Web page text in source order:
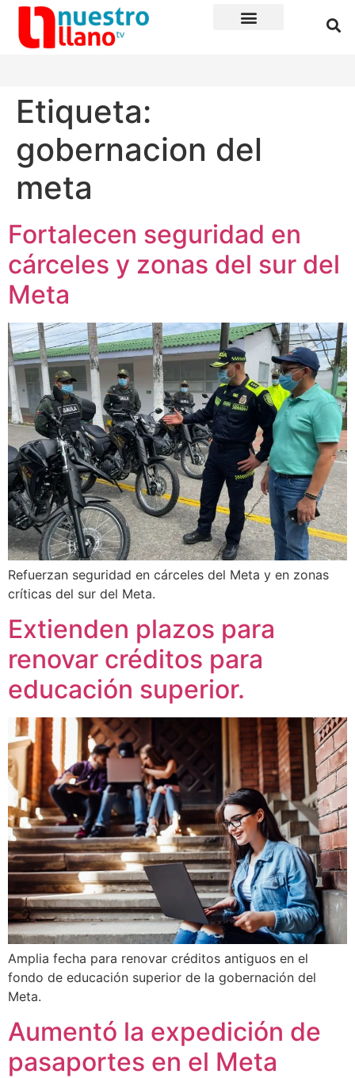
Etiqueta:
gobernacion del
meta
Fortalecen seguridad en
cárceles y zonas del sur del
Meta
Refuerzan seguridad en cárceles del Meta y en zonas
críticas del sur del Meta.
Extienden plazos para
renovar créditos para
educación superior.
Amplia fecha para renovar créditos antiguos en el
fondo de educación superior de la gobernación del
Meta.
Aumentó la expedición de
pasaportes en el Meta